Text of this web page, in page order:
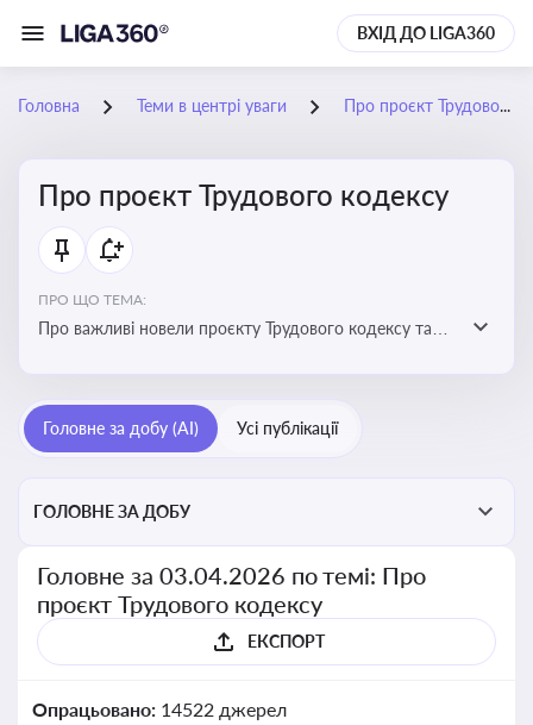
ВХІД ДО LIGA360
Головна Теми в центрі уваги Про проєкт Трудового кодексу
Про проєкт Трудового кодексу
ПРО ЩО ТЕМА:
Про важливі новели проєкту Трудового кодексу та
Головне за добу (AI) Усі публікації
ГОЛОВНЕ ЗА ДОБУ
Головне за 03.04.2026 по темі: Про
проєкт Трудового кодексу
ЕКСПОРТ
Опрацьовано: 14522 джерел